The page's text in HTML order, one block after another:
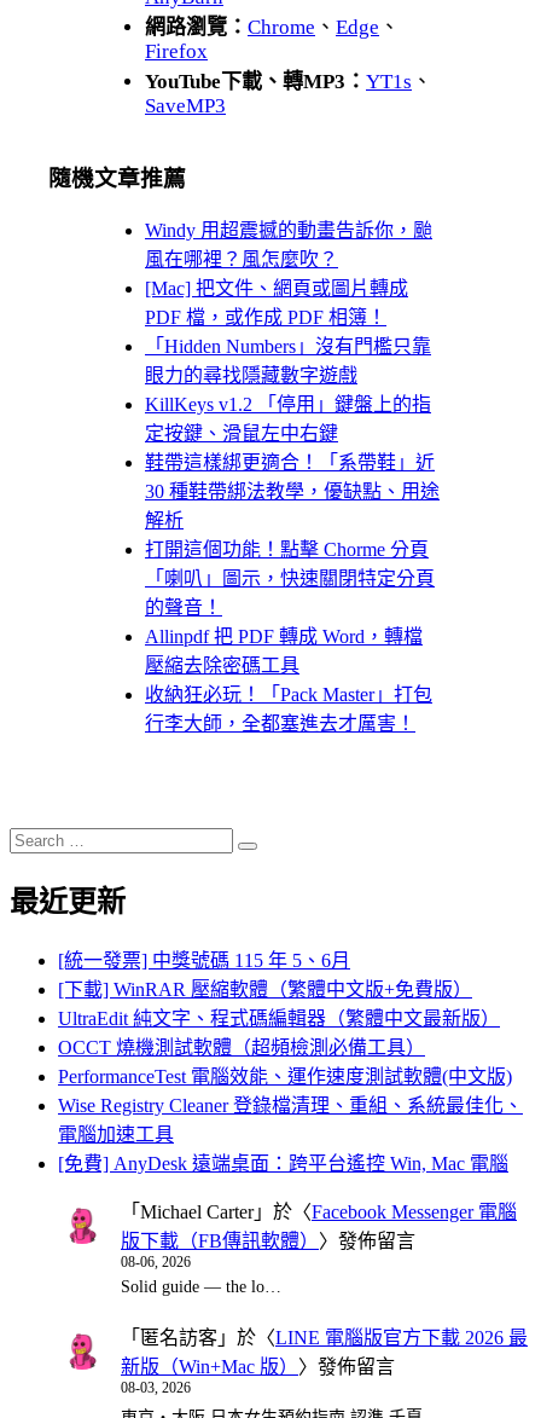
網路瀏覽： Chrome 、 Edge 、
Firefox
YouTube下載、轉MP3： YT1s 、
SaveMP3
隨機文章推薦
Windy 用超震撼的動畫告訴你，颱
風在哪裡？風怎麼吹？
[Mac] 把文件、網頁或圖片轉成
PDF 檔，或作成 PDF 相簿！
「Hidden Numbers」沒有門檻只靠
眼力的尋找隱藏數字遊戲
KillKeys v1.2 「停用」鍵盤上的指
定按鍵、滑鼠左中右鍵
鞋帶這樣綁更適合！「系帶鞋」近
30 種鞋帶綁法教學，優缺點、用途
解析
打開這個功能！點擊 Chorme 分頁
「喇叭」圖示，快速關閉特定分頁
的聲音！
Allinpdf 把 PDF 轉成 Word，轉檔
壓縮去除密碼工具
收納狂必玩！「Pack Master」打包
行李大師，全都塞進去才厲害！
Search
for:
Search
最近更新
[統一發票] 中獎號碼 115 年 5、6月
[下載] WinRAR 壓縮軟體（繁體中文版+免費版）
UltraEdit 純文字、程式碼編輯器（繁體中文最新版）
OCCT 燒機測試軟體（超頻檢測必備工具）
PerformanceTest 電腦效能、運作速度測試軟體(中文版)
Wise Registry Cleaner 登錄檔清理、重組、系統最佳化、
電腦加速工具
[免費] AnyDesk 遠端桌面：跨平台遙控 Win, Mac 電腦
「 Michael Carter」於〈Facebook Messenger 電腦
版下載（FB傳訊軟體） 〉發佈留言
08-06, 2026
Solid guide — the lo…
「 匿名訪客 」於〈LINE 電腦版官方下載 2026 最
新版（Win+Mac 版） 〉發佈留言
08-03, 2026